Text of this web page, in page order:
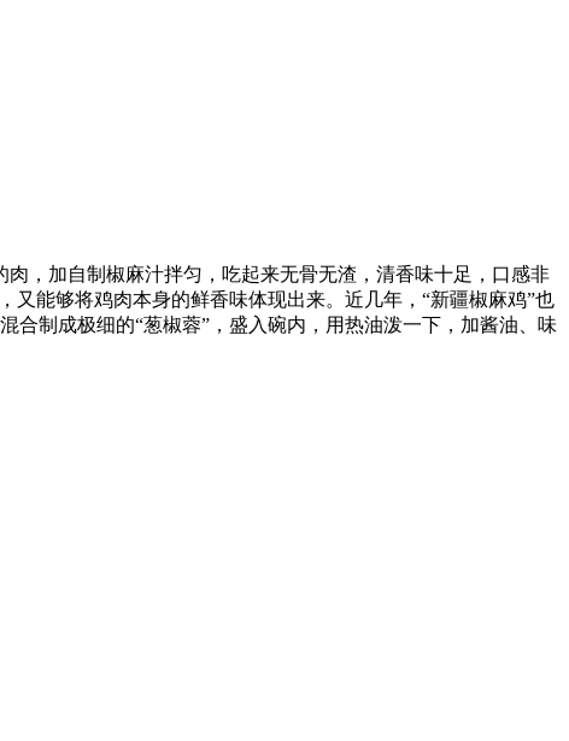
，加自制椒麻汁拌匀，吃起来无骨无渣，清香味十足，口感非
能够将鸡肉本身的鲜香味体现出来。近几年，“新疆椒麻鸡”也
制成极细的“葱椒蓉”，盛入碗内，用热油泼一下，加酱油、味